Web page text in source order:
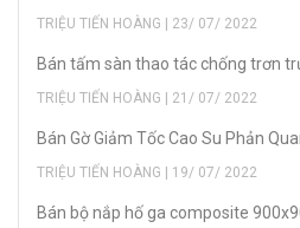
TRIỆU TIẾN HOÀNG | 23/ 07/ 2022
Bán tấm sàn thao tác chống trơn
TRIỆU TIẾN HOÀNG | 21/ 07/ 2022
Bán Gờ Giảm Tốc Cao Su Phản
TRIỆU TIẾN HOÀNG | 19/ 07/ 2022
Bán bộ nắp hố ga composite